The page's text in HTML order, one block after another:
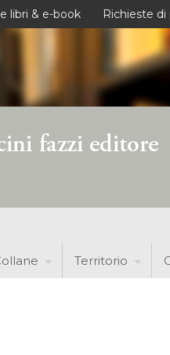
libri & e-book Richieste
Territorio